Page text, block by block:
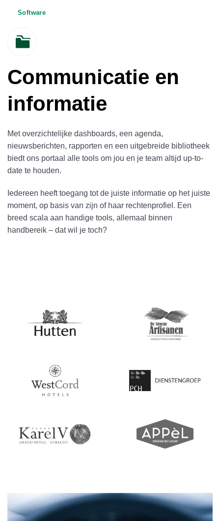
Software
Communicatie en
informatie
Met overzichtelijke dashboards, een agenda,
nieuwsberichten, rapporten en een uitgebreide bibliotheek
biedt ons portaal alle tools om jou en je team altijd up-to-
date te houden.
Iedereen heeft toegang tot de juiste informatie op het juiste
moment, op basis van zijn of haar rechtenprofiel. Een
breed scala aan handige tools, allemaal binnen
handbereik – dat wil je toch?